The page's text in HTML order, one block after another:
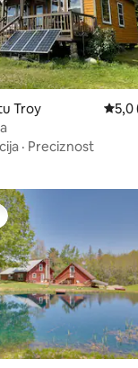
28
Troy
5,0
· Preciznost
128